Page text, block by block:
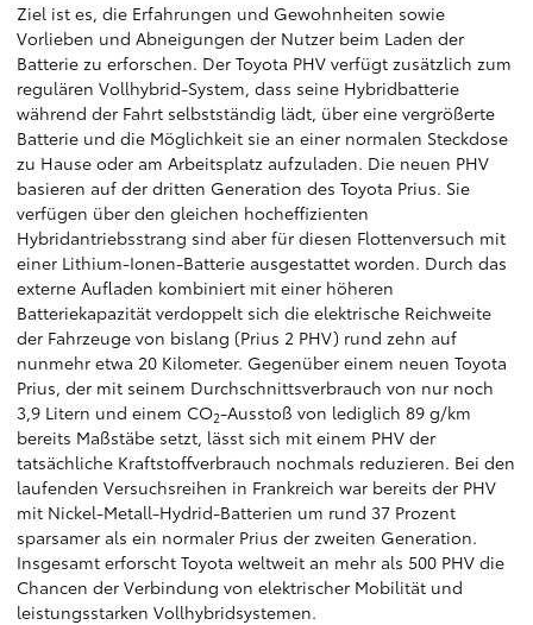
Ziel ist es, die Erfahrungen und Gewohnheiten sowie
Vorlieben und Abneigungen der Nutzer beim Laden der
Batterie zu erforschen. Der Toyota PHV verfügt zusätzlich zum
regulären Vollhybrid-System, dass seine Hybridbatterie
während der Fahrt selbstständig lädt, über eine vergrößerte
Batterie und die Möglichkeit sie an einer normalen Steckdose
zu Hause oder am Arbeitsplatz aufzuladen. Die neuen PHV
basieren auf der dritten Generation des Toyota Prius. Sie
verfügen über den gleichen hocheffizienten
Hybridantriebsstrang sind aber für diesen Flottenversuch mit
einer Lithium-Ionen-Batterie ausgestattet worden. Durch das
externe Aufladen kombiniert mit einer höheren
Batteriekapazität verdoppelt sich die elektrische Reichweite
der Fahrzeuge von bislang (Prius 2 PHV) rund zehn auf
nunmehr etwa 20 Kilometer. Gegenüber einem neuen Toyota
Prius, der mit seinem Durchschnittsverbrauch von nur noch
3,9 Litern und einem CO2-Ausstoß von lediglich 89 g/km
bereits Maßstäbe setzt, lässt sich mit einem PHV der
tatsächliche Kraftstoffverbrauch nochmals reduzieren. Bei den
laufenden Versuchsreihen in Frankreich war bereits der PHV
mit Nickel-Metall-Hydrid-Batterien um rund 37 Prozent
sparsamer als ein normaler Prius der zweiten Generation.
Insgesamt erforscht Toyota weltweit an mehr als 500 PHV die
Chancen der Verbindung von elektrischer Mobilität und
leistungsstarken Vollhybridsystemen.